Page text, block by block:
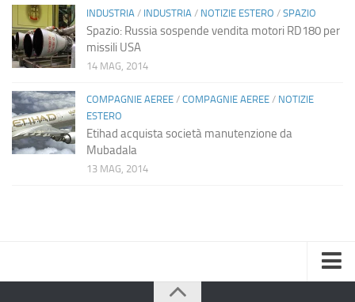
INDUSTRIA / INDUSTRIA / NOTIZIE ESTERO / SPAZIO
Spazio: Russia sospende vendita motori RD180 per
missili USA
14 MAG, 2014
COMPAGNIE AEREE / COMPAGNIE AEREE / NOTIZIE
ESTERO
Etihad acquista società manutenzione da
Mubadala
13 MAG, 2014